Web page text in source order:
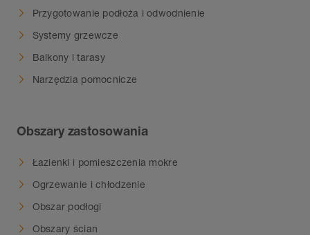
Przygotowanie podłoża i odwodnienie
Systemy grzewcze
Balkony i tarasy
Narzędzia pomocnicze
Obszary zastosowania
Łazienki i pomieszczenia mokre
Ogrzewanie i chłodzenie
Obszar podłogi
Obszary ścian